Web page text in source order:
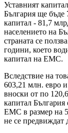
Уставният
България ще бъде
капитал - 81,7
населението на
страната се
години, което
капитал на ЕМС.
Вследствие на
603,21 млн. евро
вноски от по
капитал България
ЕМС в размер на
не се предвиждат